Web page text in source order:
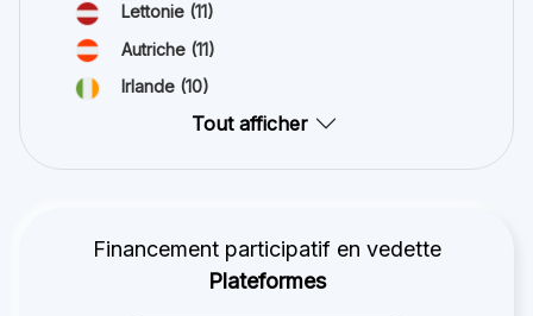
Lettonie (11)
Autriche (11)
Irlande (10)
Tout afficher
Financement participatif en vedette
Plateformes